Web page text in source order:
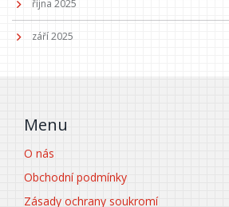
října 2025
září 2025
Menu
O nás
Obchodní podmínky
Zásady ochrany soukromí